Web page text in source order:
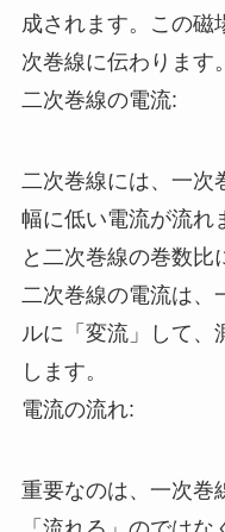
成されます。この磁
次巻線に伝わります。
二次巻線の電流:
二次巻線には、一次
幅に低い電流が流れ
と二次巻線の巻数比
二次巻線の電流は、
ルに「変流」して、
します。
電流の流れ:
重要なのは、一次巻